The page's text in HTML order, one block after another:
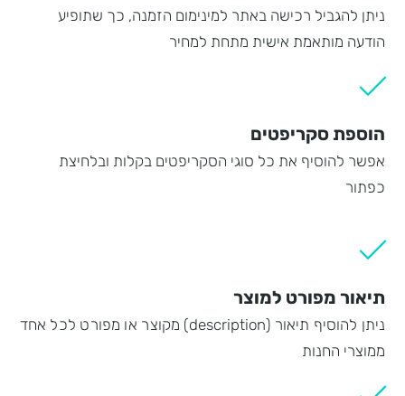
ניתן להגביל רכישה באתר למינימום הזמנה, כך שתופיע
הודעה מותאמת אישית מתחת למחיר
הוספת סקריפטים
אפשר להוסיף את כל סוגי הסקריפטים בקלות ובלחיצת
כפתור
תיאור מפורט למוצר
ניתן להוסיף תיאור (description) מקוצר או מפורט לכל אחד
ממוצרי החנות